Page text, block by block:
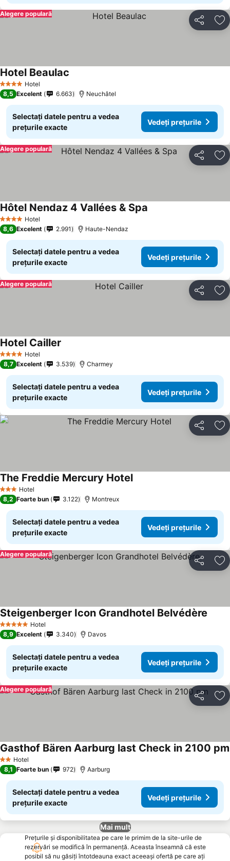
Distribuiți
Alegere populară
4 Stele Hotel
Hotel Beaulac
8,5 Excelent 6.663 Neuchâtel
Selectați datele pentru a vedea
prețurile exacte
Vedeți prețurile
Distribuiți
Alegere populară
4 Stele Hotel
Hôtel Nendaz 4 Vallées & Spa
8,6 Excelent 2.991 Haute-Nendaz
Selectați datele pentru a vedea
prețurile exacte
Vedeți prețurile
Distribuiți
Alegere populară
4 Stele Hotel
Hotel Cailler
8,7 Excelent 3.539 Charmey
Selectați datele pentru a vedea
prețurile exacte
Vedeți prețurile
Distribuiți
3 SteleHotel
The Freddie Mercury Hotel
8,2 Foarte bun 3.122 Montreux
Selectați datele pentru a vedea
prețurile exacte
Vedeți prețurile
Distribuiți
Alegere populară
5 Stele Hotel
Steigenberger Icon Grandhotel Belvédère
8,9 Excelent 3.340 Davos
Selectați datele pentru a vedea
prețurile exacte
Vedeți prețurile
Distribuiți
Alegere populară
2 SteleHotel
Gasthof Bären Aarburg last Check in 2100 pm
8,1 Foarte bun 972 Aarburg
Selectați datele pentru a vedea
prețurile exacte
Vedeți prețurile
Mai mult
Prețurile și disponibilitatea pe care le primim de la site-urile de
rezervări se modifică în permanență. Aceasta înseamnă că este
posibil să nu găsiți întotdeauna exact aceeași ofertă pe care ați